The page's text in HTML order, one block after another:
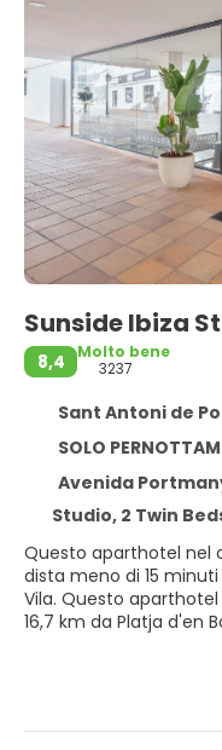
Sunside Ibiza
8,4
Molto bene
3237
Sant Antoni de
SOLO
Avenida Portmany
Studio, 2 Twin
Questo aparthotel nel
dista meno di 15
Vila. Questo aparthotel si trova a 16 km da Porto di Ibiza e
16,7 km da Platja d'en
Approfitta dei servizi
una piscina all'aperto
Questo aparthotel
di concierge e una TV